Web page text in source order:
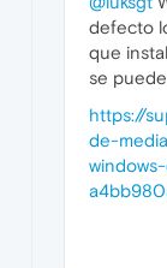
defecto
que
se
https://
de-